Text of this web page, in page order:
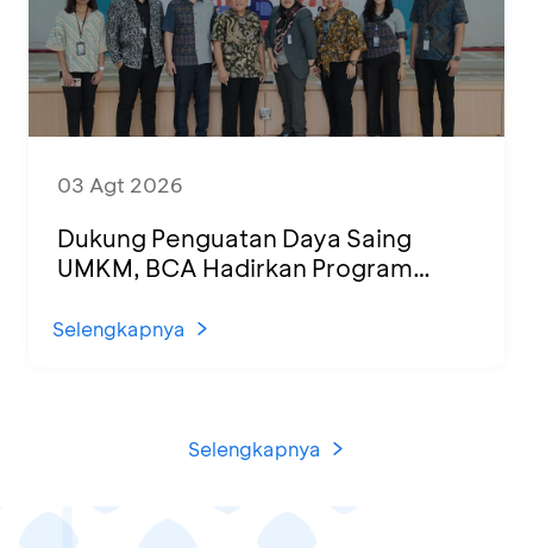
03 Agt 2026
Dukung Penguatan Daya Saing
UMKM, BCA Hadirkan Program
di KCU Tanjung Priok
Selengkapnya
Selengkapnya